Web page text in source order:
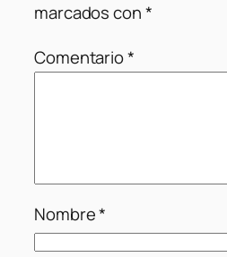
marcados con*
Comentario*
Nombre*